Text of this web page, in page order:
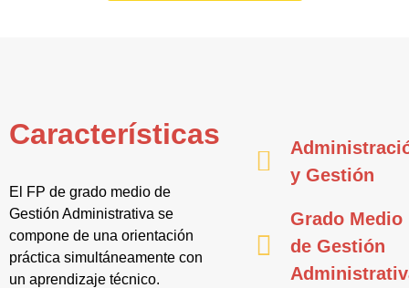
Características
El FP de grado medio de
Gestión Administrativa se
compone de una orientación
práctica simultáneamente con
un aprendizaje técnico.
y Gestión
Grado Medio
de Gestión